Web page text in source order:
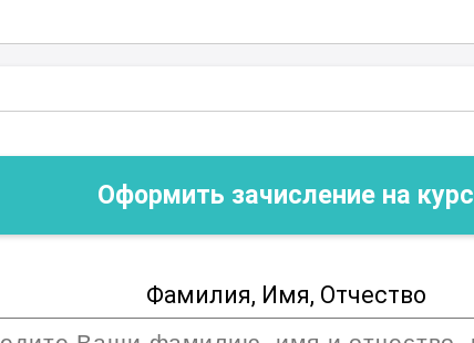
производства.
Оформить зачисление на курс
Фамилия, Имя, Отчество